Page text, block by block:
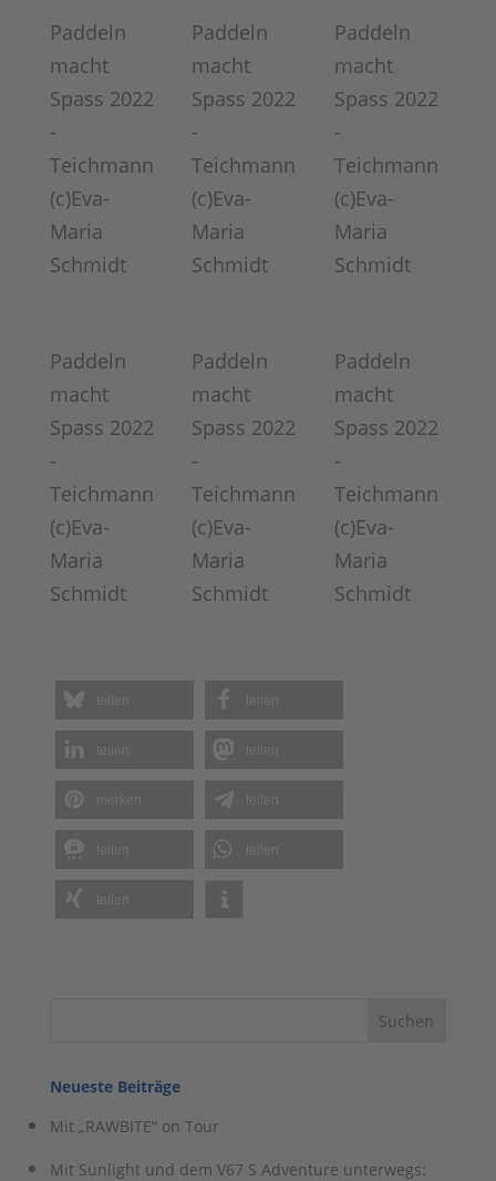
Paddeln
macht
Spass 2022
-
Teichmann
(c)Eva-
Maria
Schmidt
Paddeln
macht
Spass 2022
-
Teichmann
(c)Eva-
Maria
Schmidt
Paddeln
macht
Spass 2022
-
Teichmann
(c)Eva-
Maria
Schmidt
Paddeln
macht
Spass 2022
-
Teichmann
(c)Eva-
Maria
Schmidt
Paddeln
macht
Spass 2022
-
Teichmann
(c)Eva-
Maria
Schmidt
Paddeln
macht
Spass 2022
-
Teichmann
(c)Eva-
Maria
Schmidt
Neueste Beiträge
Mit „RAWBITE“ on Tour
Mit Sunlight und dem V67 S Adventure unterwegs: